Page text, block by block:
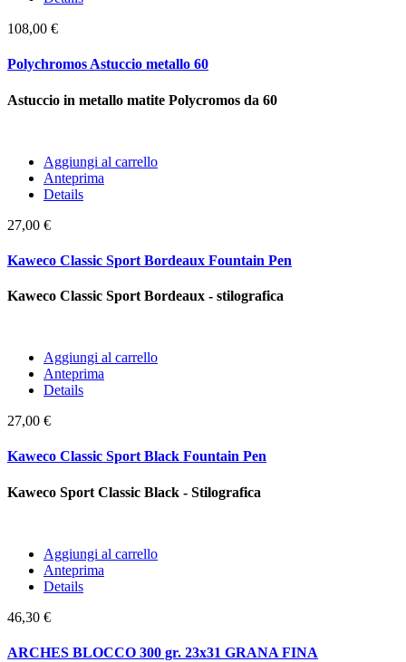
108,00 €
Polychromos Astuccio metallo 60
Astuccio in metallo matite Polycromos da 60
Aggiungi al carrello
Anteprima
Details
27,00 €
Kaweco Classic Sport Bordeaux Fountain Pen
Kaweco Classic Sport Bordeaux - stilografica
Aggiungi al carrello
Anteprima
Details
27,00 €
Kaweco Classic Sport Black Fountain Pen
Kaweco Sport Classic Black - Stilografica
Aggiungi al carrello
Anteprima
Details
46,30 €
ARCHES BLOCCO 300 gr. 23x31 GRANA FINA